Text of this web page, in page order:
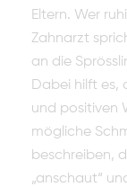
Eltern. Wer
Zahnarzt
an die
Dabei hilft es,
und positiven
mögliche
beschreiben,
„anschaut“